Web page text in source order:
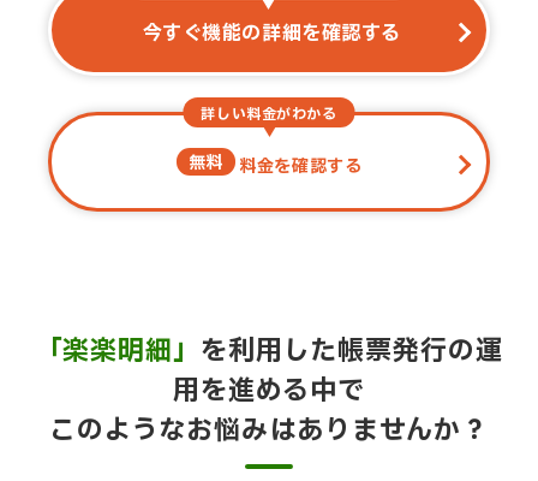
今すぐ機能の詳細を確認する
詳しい料金がわかる
無料 料金を確認する
「楽楽明細」 を利用した帳票発行の運
用を進める中で
このようなお悩みはありませんか？